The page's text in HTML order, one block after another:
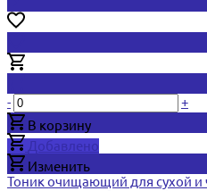
-
+
В корзину
Добавлено
Изменить
Тоник очищающий для сухой и